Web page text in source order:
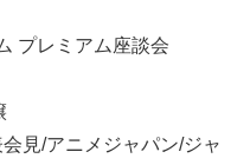
プレミアム座談会
見/アニメジャパン/ジャ